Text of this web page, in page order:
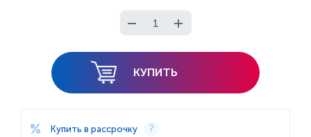
КУПИТЬ
Купить в рассрочку